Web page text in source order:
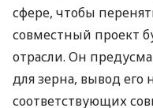
сфере, чтобы
совместный проект
отрасли. Он
для зерна, вывод
соответствующих